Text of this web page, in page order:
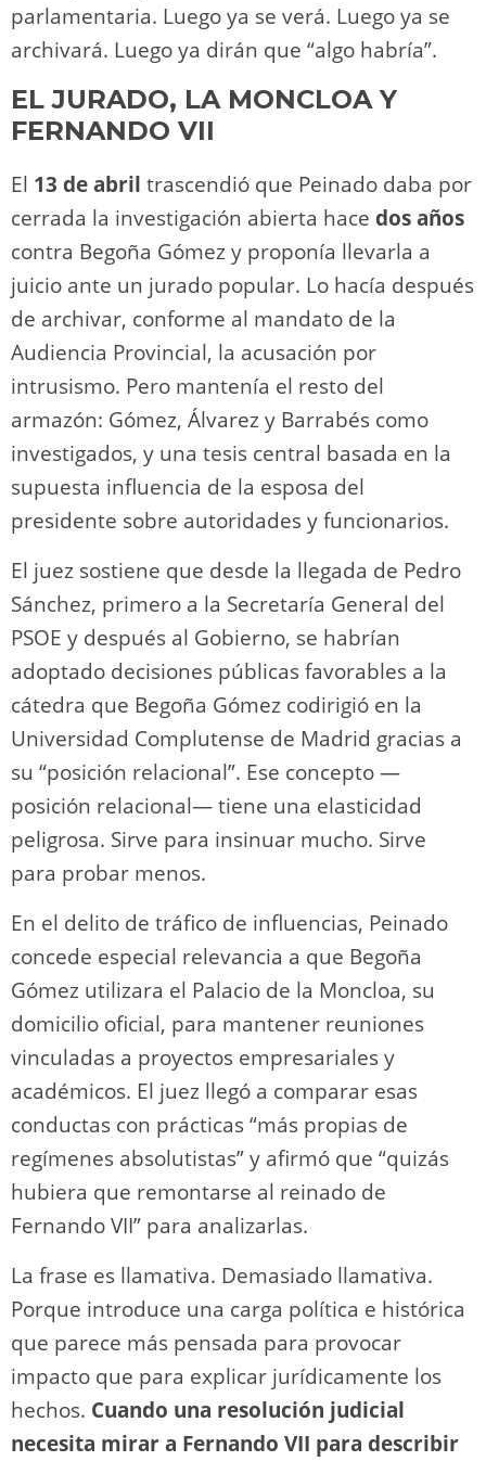
parlamentaria. Luego ya se verá. Luego ya se
archivará. Luego ya dirán que “algo habría”.
EL JURADO, LA MONCLOA Y
FERNANDO VII
El 13 de abril trascendió que Peinado daba por
cerrada la investigación abierta hace dos años
contra Begoña Gómez y proponía llevarla a
juicio ante un jurado popular. Lo hacía después
de archivar, conforme al mandato de la
Audiencia Provincial, la acusación por
intrusismo. Pero mantenía el resto del
armazón: Gómez, Álvarez y Barrabés como
investigados, y una tesis central basada en la
supuesta influencia de la esposa del
presidente sobre autoridades y funcionarios.
El juez sostiene que desde la llegada de Pedro
Sánchez, primero a la Secretaría General del
PSOE y después al Gobierno, se habrían
adoptado decisiones públicas favorables a la
cátedra que Begoña Gómez codirigió en la
Universidad Complutense de Madrid gracias a
su “posición relacional”. Ese concepto —
posición relacional— tiene una elasticidad
peligrosa. Sirve para insinuar mucho. Sirve
para probar menos.
En el delito de tráfico de influencias, Peinado
concede especial relevancia a que Begoña
Gómez utilizara el Palacio de la Moncloa, su
domicilio oficial, para mantener reuniones
vinculadas a proyectos empresariales y
académicos. El juez llegó a comparar esas
conductas con prácticas “más propias de
regímenes absolutistas” y afirmó que “quizás
hubiera que remontarse al reinado de
Fernando VII” para analizarlas.
La frase es llamativa. Demasiado llamativa.
Porque introduce una carga política e histórica
que parece más pensada para provocar
impacto que para explicar jurídicamente los
hechos. Cuando una resolución judicial
necesita mirar a Fernando VII para describir